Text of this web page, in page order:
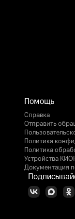
Помощь
Справка
Отправить
Политика
Политика
Устройства
Документация